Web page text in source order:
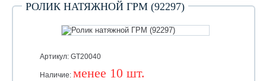
РОЛИК НАТЯЖНОЙ ГРМ (92297)
Артикул: GT20040
Наличие: менее 10 шт.